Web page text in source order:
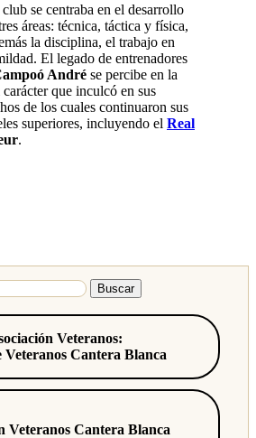
se centraba en el desarrollo
áreas: técnica, táctica y física,
la disciplina, el trabajo en
El legado de entrenadores
André se percibe en la
que inculcó en sus
de los cuales continuaron sus
superiores, incluyendo el Real
.
Veteranos:
Veteranos Cantera Blanca
Veteranos Cantera Blanca